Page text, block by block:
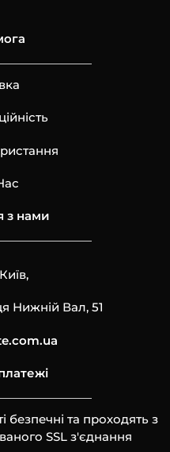
з нами
Нижній Вал, 51
безпечні та проходять з
SSL з'єднання